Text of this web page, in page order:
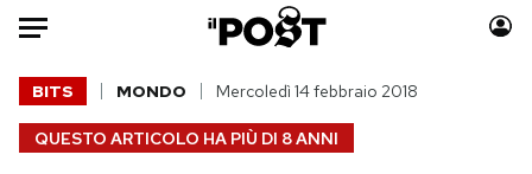
Auto
HOME
QUESTO ARTICOLO HA PIÙ DI 8 ANNI
BITS MONDO Mercoledì 14 febbraio 2018